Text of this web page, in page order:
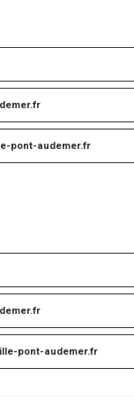
pont-audemer.fr
pont-audemer.fr